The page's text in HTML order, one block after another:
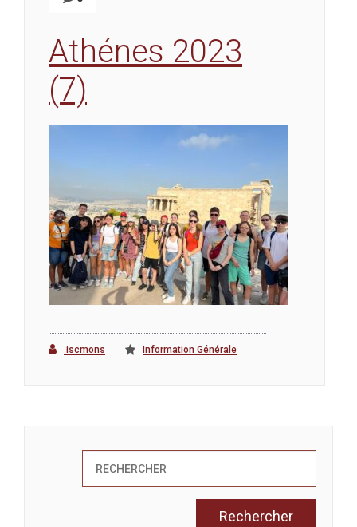
Athénes 2023
(7)
iscmons Information Générale